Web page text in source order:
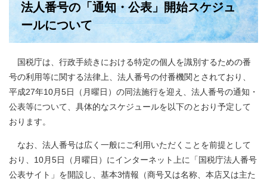
法人番号の「通知・公表」開始スケジュ
ールについて
国税庁は、行政手続きにおける特定の個人を識別するための番
号の利用等に関する法律上、法人番号の付番機関とされており、
平成27年10月5日（月曜日）の同法施行を迎え、法人番号の通知・
公表等について、具体的なスケジュールを以下のとおり予定して
おります。
なお、法人番号は広く一般にご利用いただくことを前提として
おり、10月5日（月曜日）にインターネット上に「国税庁法人番号
公表サイト」を開設し、基本3情報（商号又は名称、本店又は主た